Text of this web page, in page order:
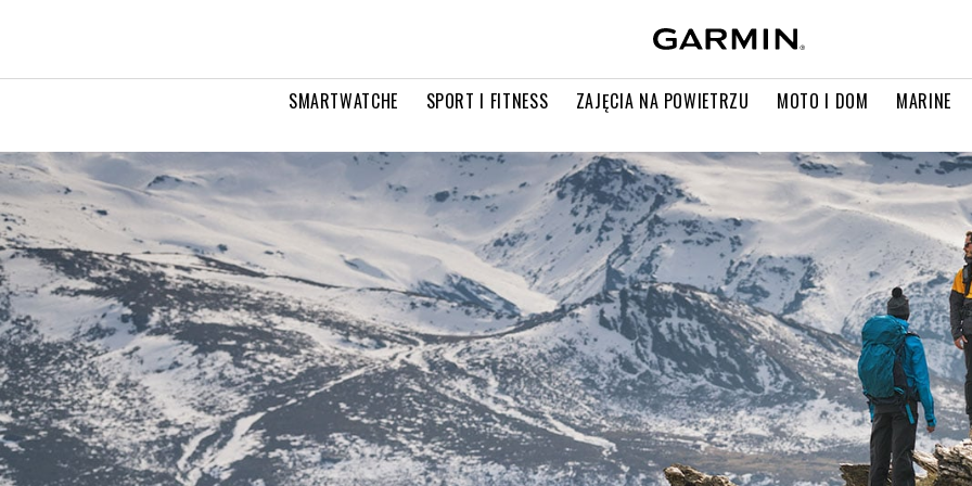
SMARTWATCHE SPORT I FITNESS ZAJĘCIA NA POWIETRZU MOTO I DOM MARINE